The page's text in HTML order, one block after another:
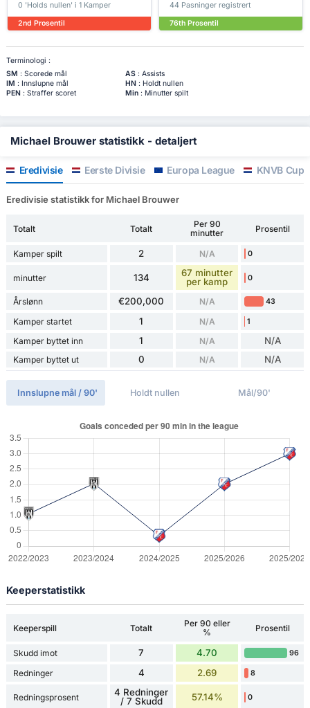
0 'Holds nullen' i 1 Kamper
2nd Prosentil
44 Pasninger registrert
76th Prosentil
Terminologi :
SM : Scorede mål AS: Assists
IM : Innslupne mål HN: Holdt nullen
PEN: Straffer scoret Min: Minutter spilt
Michael Brouwer statistikk - detaljert
Eredivisie Eerste Divisie Europa League KNVB Cup
Eredivisie statistikk for Michael Brouwer
Totalt Totalt
Per 90
minutter
Prosentil
Kamper spilt 2 N/A 0
minutter 134
67 minutter
per kamp
0
Årslønn €200,000 N/A 43
Kamper startet 1 N/A 1
Kamper byttet inn 1 N/A N/A
Kamper byttet ut 0 N/A N/A
Innslupne mål / 90' Holdt nullen Mål/90'
Keeperstatistikk
Keeperspill Totalt
Per 90 eller
%
Prosentil
Skudd imot 7 4.70 96
Redninger 4 2.69 8
Redningsprosent
4 Redninger
/ 7 Skudd
57.14% 0